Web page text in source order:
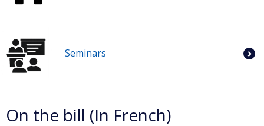
Seminars
On the bill (In French)